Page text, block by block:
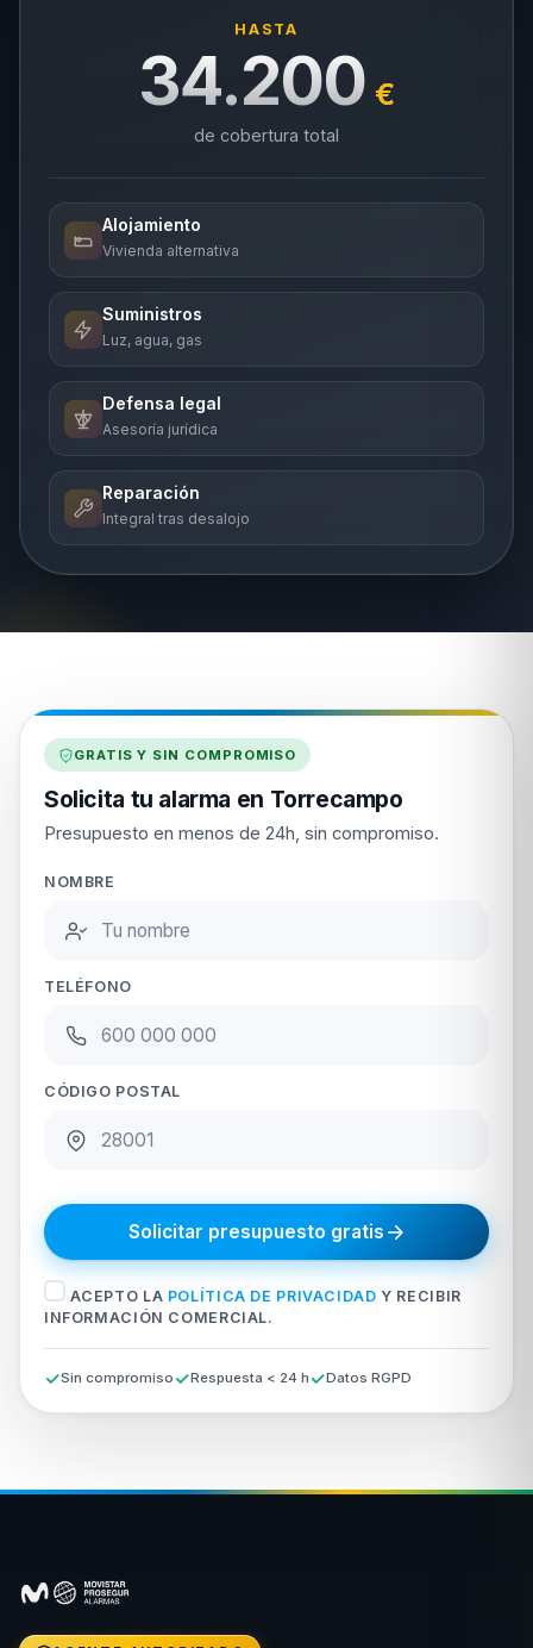
HASTA
34.200 €
de cobertura total
Alojamiento
Vivienda alternativa
Suministros
Luz, agua, gas
Defensa legal
Asesoría jurídica
Reparación
Integral tras desalojo
GRATIS Y SIN COMPROMISO
Solicita tu alarma en Torrecampo
Presupuesto en menos de 24h, sin compromiso.
NOMBRE
TELÉFONO
CÓDIGO POSTAL
Solicitar presupuesto gratis
ACEPTO LA POLÍTICA DE PRIVACIDAD Y RECIBIR
INFORMACIÓN COMERCIAL.
Sin compromiso Respuesta < 24 h Datos RGPD